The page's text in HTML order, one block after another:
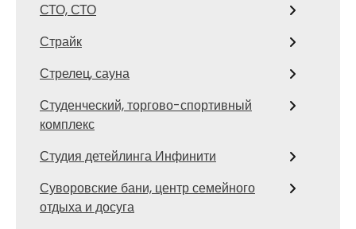
СТО, СТО
Страйк
Стрелец, сауна
Студенческий, торгово-спортивный
комплекс
Студия детейлинга Инфинити
Суворовские бани, центр семейного
отдыха и досуга